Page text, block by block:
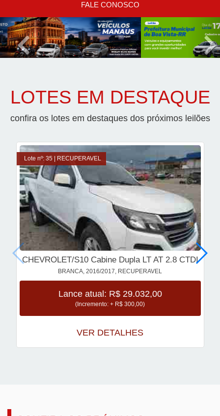
FALE CONOSCO
Previous
LOTES EM DESTAQUE
confira os lotes em destaques dos próximos leilões
Lote nº: 35 | RECUPERAVEL
CHEVROLET/S10 Cabine Dupla LT AT 2.8 CTDI
BRANCA, 2016/2017, RECUPERAVEL
Lance atual: R$ 29.032,00
(Incremento: + R$ 300,00)
VER DETALHES